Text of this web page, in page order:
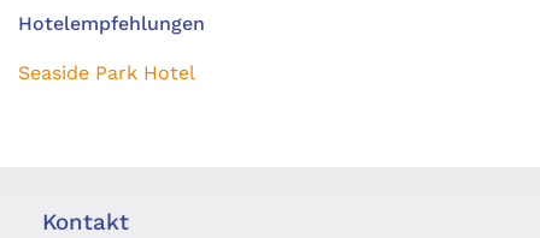
Hotelempfehlungen
Seaside Park Hotel
Kontakt